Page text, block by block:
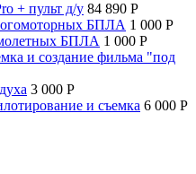
+ пульт д/у 84 890 P
БПЛА 1 000 P
БПЛА 1 000 P
и создание фильма "под
3 000 P
и съемка 6 000 P